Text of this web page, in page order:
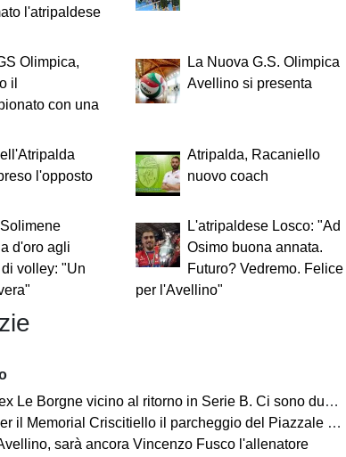
l'atripaldese
Olimpica,
il
con una
La Nuova G.S. Olimpica
Avellino si presenta
l'opposto
Atripalda, Racaniello
nuovo coach
d'oro agli
volley: "Un
L'atripaldese Losco: "Ad
Osimo buona annata.
Futuro? Vedremo. Felice
per l'Avellino"
Borgne vicino al ritorno in Serie B. Ci sono due club sul francese
Criscitiello il parcheggio del Piazzale degli Irpini è occupato. I tifosi possono parcheggiare al Campo Genova
sarà ancora Vincenzo Fusco l'allenatore